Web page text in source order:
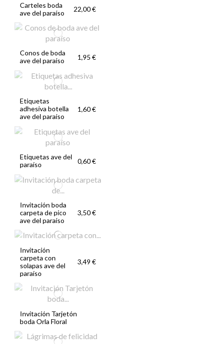
Carteles boda
ave del paraíso
22,00 €
Conos de boda
ave del paraíso
1,95 €
Etiquetas
adhesiva botella
ave del paraíso
1,60 €
Etiquetas ave del
paraíso
0,60 €
Invitación boda
carpeta de pico
ave del paraíso
3,50 €
Invitación
carpeta con
solapas ave del
paraíso
3,49 €
Invitación Tarjetón
boda Orla Floral